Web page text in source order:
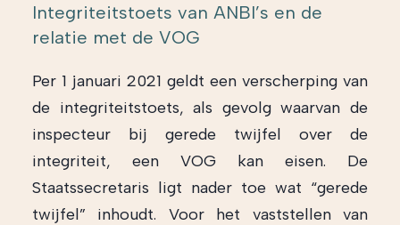
Integriteitstoets van ANBI’s en de
relatie met de VOG
Per 1 januari 2021 geldt een verscherping van
de integriteitstoets, als gevolg waarvan de
inspecteur bij gerede twijfel over de
integriteit, een VOG kan eisen. De
Staatssecretaris ligt nader toe wat “gerede
twijfel” inhoudt. Voor het vaststellen van